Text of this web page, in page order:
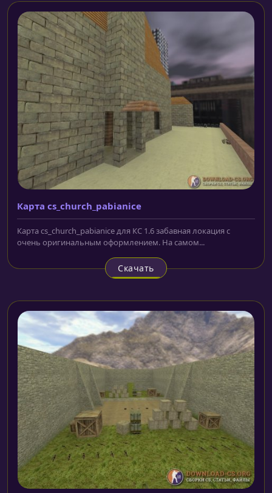
Карта cs_church_pabianice
Карта cs_church_pabianice для КС 1.6 забавная локация с
очень оригинальным оформлением. На самом...
Скачать